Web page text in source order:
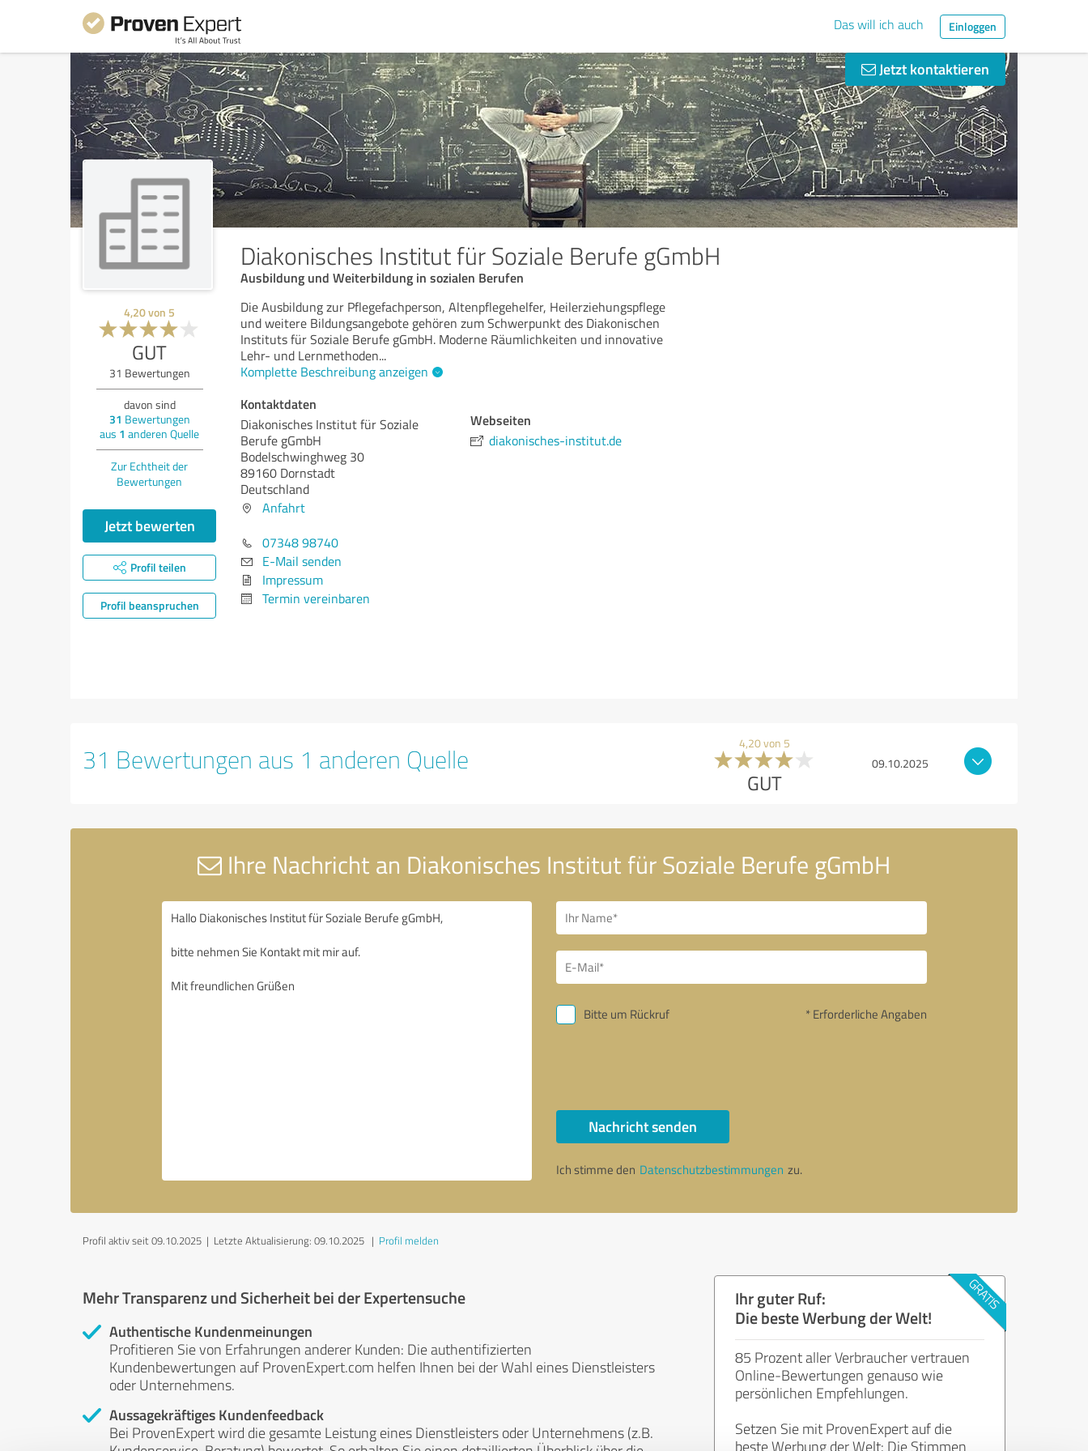
Das will ich auch Einloggen
Jetzt kontaktieren
Diakonisches Institut für Soziale Berufe gGmbH
Ausbildung und Weiterbildung in sozialen Berufen
4,20von 5
GUT
31 Bewertungen
davon sind
31 Bewertungen
aus 1 anderen Quelle
Zur Echtheit der
Bewertungen
Jetzt bewerten
Profil teilen
Profil beanspruchen
Die Ausbildung zur Pflegefachperson, Altenpflegehelfer, Heilerziehungspflege
und weitere Bildungsangebote gehören zum Schwerpunkt des Diakonischen
Instituts für Soziale Berufe gGmbH. Moderne Räumlichkeiten und innovative
Lehr- und Lernmethoden...
Komplette Beschreibung anzeigen
Kontaktdaten
Diakonisches Institut für Soziale
Berufe gGmbH
Bodelschwinghweg 30
89160 Dornstadt
Deutschland
Anfahrt
07348 98740
E-Mail senden
Impressum
Termin vereinbaren
Webseiten
diakonisches-institut.de
31 Bewertungen aus 1 anderen Quelle 4,20 von 5
GUT
09.10.2025
Ihre Nachricht an Diakonisches Institut für Soziale Berufe gGmbH
Bitte um Rückruf * Erforderliche Angaben
Nachricht senden
Ich stimme den Datenschutzbestimmungen zu.
Profil aktiv seit 09.10.2025 | Letzte Aktualisierung: 09.10.2025 | Profil melden
Mehr Transparenz und Sicherheit bei der Expertensuche
Authentische Kundenmeinungen
Profitieren Sie von Erfahrungen anderer Kunden: Die authentifizierten
Kundenbewertungen auf ProvenExpert.com helfen Ihnen bei der Wahl eines Dienstleisters
oder Unternehmens.
Aussagekräftiges Kundenfeedback
Bei ProvenExpert wird die gesamte Leistung eines Dienstleisters oder Unternehmens (z.B.
Ihr guter Ruf:
Die beste Werbung der Welt!
85 Prozent aller Verbraucher vertrauen
Online-Bewertungen genauso wie
persönlichen Empfehlungen.
Setzen Sie mit ProvenExpert auf die
beste Werbung der Welt: Die Stimmen